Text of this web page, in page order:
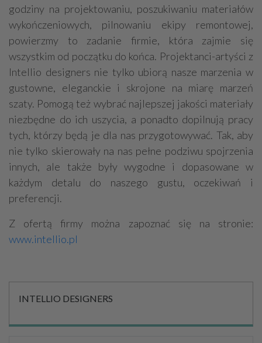
godziny na projektowaniu, poszukiwaniu materiałów
wykończeniowych, pilnowaniu ekipy remontowej,
powierzmy to zadanie firmie, która zajmie się
wszystkim od początku do końca. Projektanci-artyści z
Intellio designers nie tylko ubiorą nasze marzenia w
gustowne, eleganckie i skrojone na miarę marzeń
szaty. Pomogą też wybrać najlepszej jakości materiały
niezbędne do ich uszycia, a ponadto dopilnują pracy
tych, którzy będą je dla nas przygotowywać. Tak, aby
nie tylko skierowały na nas pełne podziwu spojrzenia
innych, ale także były wygodne i dopasowane w
każdym detalu do naszego gustu, oczekiwań i
preferencji.
Z ofertą firmy można zapoznać się na stronie:
www.intellio.pl
INTELLIO DESIGNERS